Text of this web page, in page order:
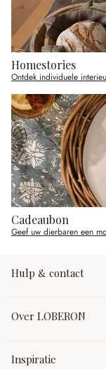
Homestories
Ontdek individuele
Cadeaubon
Geef uw dierbaren een
Hulp & contact
Over LOBERON
Inspiratie